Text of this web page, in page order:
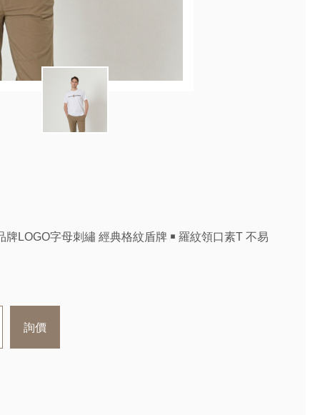
LOGO字母刺繡 經典格紋盾牌 ￭ 羅紋領口素T 不易
詢價